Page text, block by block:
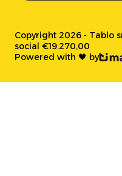
Copyright 2026 - Tablo
social €19.270,00
Powered with 🖤 by